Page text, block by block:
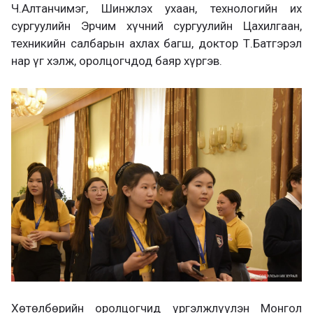
Ч.Алтанчимэг, Шинжлэх ухаан, технологийн их
сургуулийн Эрчим хүчний сургуулийн Цахилгаан,
техникийн салбарын ахлах багш, доктор Т.Батгэрэл
нар үг хэлж, оролцогчдод баяр хүргэв.
Хөтөлбөрийн оролцогчид үргэлжлүүлэн Монгол